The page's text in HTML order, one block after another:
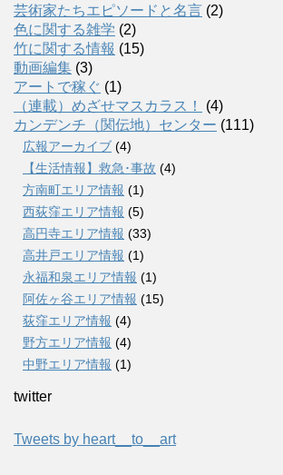
芸術家たちエピソードと名言 (2)
色に関する雑学 (2)
竹に関する情報 (15)
動画編集 (3)
アートで稼ぐ (1)
（連載）めざせマスカラス！
(4)
カンデンチ（関伝地）センター (111)
広報アーカイブ (4)
【生活情報】救急･事故 (4)
方南町エリア情報 (1)
西荻窪エリア情報 (5)
高円寺エリア情報 (33)
高井戸エリア情報 (1)
永福和泉エリア情報 (1)
阿佐ヶ谷エリア情報 (15)
荻窪エリア情報 (4)
野方エリア情報 (4)
中野エリア情報 (1)
twitter
Tweets by heart__to__art